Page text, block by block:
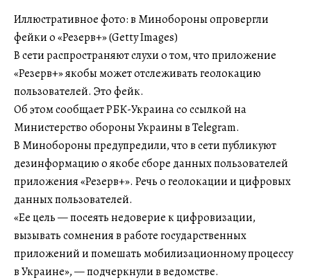
Иллюстративное фото: в Минобороны опровергли
фейки о «Резерв+» (Getty Images)
В сети распространяют слухи о том, что приложение
«Резерв+» якобы может отслеживать геолокацию
пользователей. Это фейк.
Об этом сообщает РБК-Украина со ссылкой на
Министерство обороны Украины в Telegram.
В Минобороны предупредили, что в сети публикуют
дезинформацию о якобе сборе данных пользователей
приложения «Резерв+». Речь о геолокации и цифровых
данных пользователей.
«Ее цель — посеять недоверие к цифровизации,
вызывать сомнения в работе государственных
приложений и помешать мобилизационному процессу
в Украине», — подчеркнули в ведомстве.